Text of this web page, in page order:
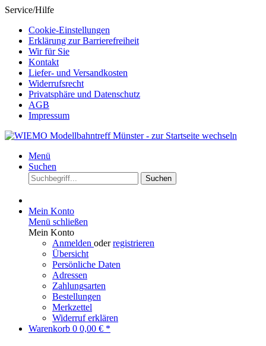
Service/Hilfe
Cookie-Einstellungen
Erklärung zur Barrierefreiheit
Wir für Sie
Kontakt
Liefer- und Versandkosten
Widerrufsrecht
Privatsphäre und Datenschutz
AGB
Impressum
Menü
Suchen
Suchen
Mein Konto
Menü schließen
Mein Konto
Anmelden oderregistrieren
Übersicht
Persönliche Daten
Adressen
Zahlungsarten
Bestellungen
Merkzettel
Widerruf erklären
Warenkorb 0 0,00 € *